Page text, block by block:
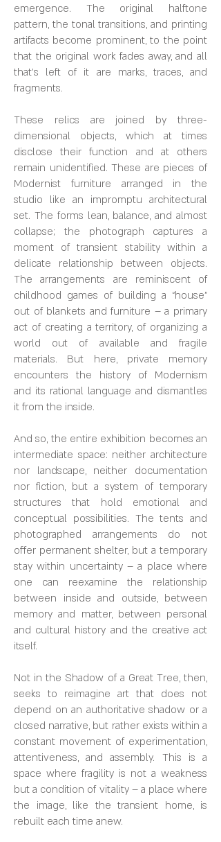
emergence. The original halftone
pattern, the tonal transitions, and printing
artifacts become prominent, to the point
that the original work fades away, and all
that’s left of it are marks, traces, and
fragments.
These relics are joined by three-
dimensional objects, which at times
disclose their function and at others
remain unidentified. These are pieces of
Modernist furniture arranged in the
studio like an impromptu architectural
set. The forms lean, balance, and almost
collapse; the photograph captures a
moment of transient stability within a
delicate relationship between objects.
The arrangements are reminiscent of
childhood games of building a “house”
out of blankets and furniture – a primary
act of creating a territory, of organizing a
world out of available and fragile
materials. But here, private memory
encounters the history of Modernism
and its rational language and dismantles
it from the inside.
And so, the entire exhibition becomes an
intermediate space: neither architecture
nor landscape, neither documentation
nor fiction, but a system of temporary
structures that hold emotional and
conceptual possibilities. The tents and
photographed arrangements do not
offer permanent shelter, but a temporary
stay within uncertainty – a place where
one can reexamine the relationship
between inside and outside, between
memory and matter, between personal
and cultural history and the creative act
itself.
Not in the Shadow of a Great Tree, then,
seeks to reimagine art that does not
depend on an authoritative shadow or a
closed narrative, but rather exists within a
constant movement of experimentation,
attentiveness, and assembly. This is a
space where fragility is not a weakness
but a condition of vitality – a place where
the image, like the transient home, is
rebuilt each time anew.